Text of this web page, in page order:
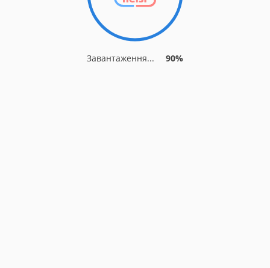
Завантаження... 90%